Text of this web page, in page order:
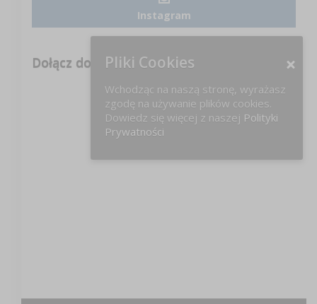
Instagram
Dołącz do nas na FB!
Pliki Cookies
Wchodząc na naszą stronę, wyrażasz
zgodę na używanie plików cookies.
Dowiedz się więcej z naszej Polityki
Prywatności